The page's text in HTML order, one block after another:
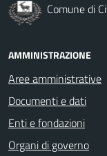
Comune di
AMMINISTRAZIONE
Aree amministrative
Documenti e dati
Enti e fondazioni
Organi di governo